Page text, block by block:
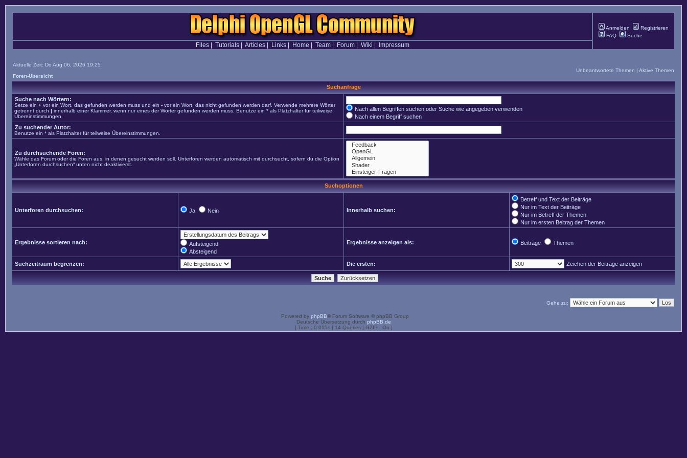
Anmelden
Registrieren
FAQ
Suche
Files| Tutorials| Articles| Links| Home Team| Forum| Wiki Impressum
Aktuelle Zeit: Do Aug 06, 2026 19:25
Foren-Übersicht
Unbeantwortete Themen | Aktive Themen
Suchanfrage
Suche nach Wörtern:
Setze ein + vor ein Wort, das gefunden werden muss und ein - vor ein Wort, das nicht gefunden werden darf. Verwende mehrere Wörter
getrennt durch | innerhalb einer Klammer, wenn nur eines der Wörter gefunden werden muss. Benutze ein * als Platzhalter für teilweise
Übereinstimmungen.
Nach allen Begriffen suchen oder Suche wie angegeben verwenden
Nach einem Begriff suchen
Zu suchender Autor:
Benutze ein * als Platzhalter für teilweise Übereinstimmungen.
Zu durchsuchende Foren:
Wähle das Forum oder die Foren aus, in denen gesucht werden soll. Unterforen werden automatisch mit durchsucht, sofern du die Option
„Unterforen durchsuchen“ unten nicht deaktivierst.
Suchoptionen
Unterforen durchsuchen: Ja Nein Innerhalb suchen:
Betreff und Text der Beiträge
Nur im Text der Beiträge
Nur im Betreff der Themen
Nur im ersten Beitrag der Themen
Ergebnisse sortieren nach:
Aufsteigend
Absteigend
Ergebnisse anzeigen als: Beiträge Themen
Suchzeitraum begrenzen: Die ersten: Zeichen der Beiträge anzeigen
Gehe zu:
Powered by phpBB® Forum Software © phpBB Group
Deutsche Übersetzung durch phpBB.de
[ Time : 0.015s | 14 Queries | GZIP : On ]